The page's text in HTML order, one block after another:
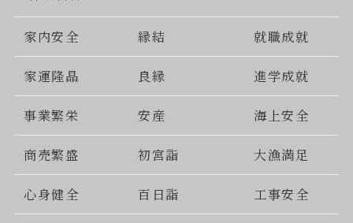
家内安全 縁結 就職成就
家運隆晶 良縁 進学成就
事業繁栄 安産 海上安全
商売繁盛 初宮詣 大漁満足
心身健全 百日詣 工事安全